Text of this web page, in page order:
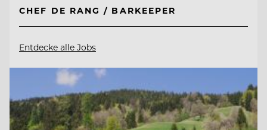
CHEF DE RANG / BARKEEPER
Entdecke alle Jobs